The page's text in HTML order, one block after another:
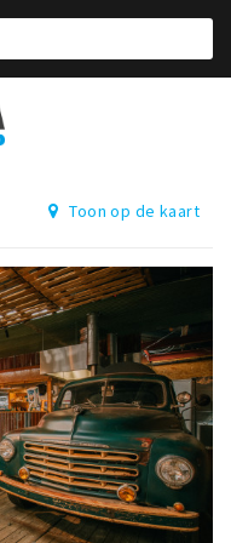
Toon op de kaart